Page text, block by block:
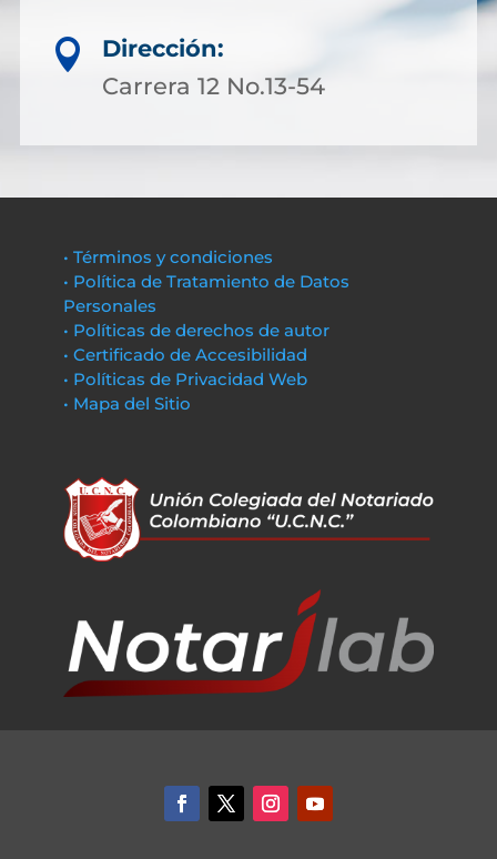

Dirección:
Carrera 12 No.13-54
• Términos y condiciones
• Política de Tratamiento de Datos
Personales
• Políticas de derechos de autor
• Certificado de Accesibilidad
• Políticas de Privacidad Web
• Mapa del Sitio